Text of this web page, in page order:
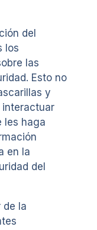
del
los
las
Esto no
y
les haga
en la
del
de la